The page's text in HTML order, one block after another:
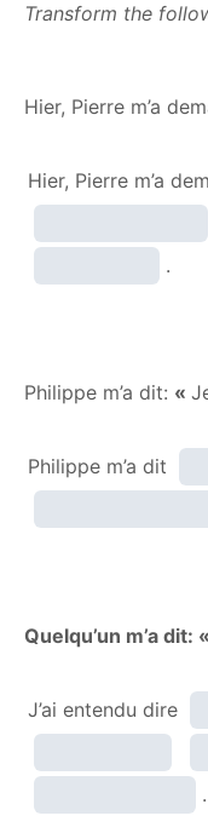
Transform the
Hier, Pierre m’a
Hier, Pierre m’a
.
Philippe m’a dit: «
Philippe m’a dit
Quelqu’un m’a
J’ai entendu dire
.